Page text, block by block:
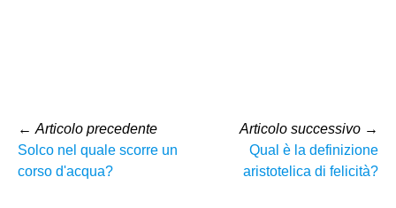
← Articolo precedente
Solco nel quale scorre un
corso d'acqua?
Articolo successivo →
Qual è la definizione
aristotelica di felicità?